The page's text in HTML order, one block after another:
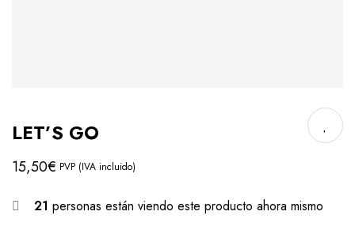
LET’S GO
15,50€ PVP (IVA incluido)
21 personas están viendo este producto ahora mismo